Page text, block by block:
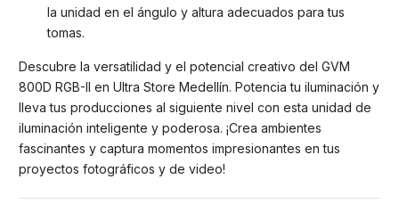
la unidad en el ángulo y altura adecuados para tus
tomas.
Descubre la versatilidad y el potencial creativo del GVM
800D RGB-II en Ultra Store Medellín. Potencia tu iluminación y
lleva tus producciones al siguiente nivel con esta unidad de
iluminación inteligente y poderosa. ¡Crea ambientes
fascinantes y captura momentos impresionantes en tus
proyectos fotográficos y de video!